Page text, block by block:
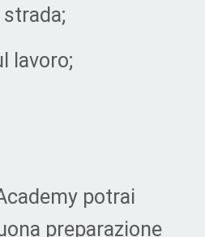
lavoro;
potrai
preparazione